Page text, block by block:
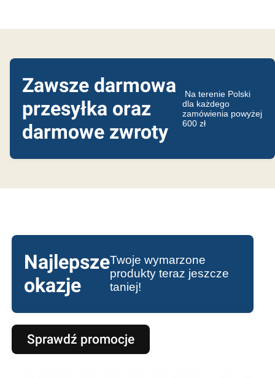
Zawsze darmowa
przesyłka oraz
darmowe zwroty
Na terenie Polski
dla każdego
zamówienia powyżej
600 zł
Najlepsze
okazje
Twoje wymarzone
produkty teraz jeszcze
taniej!
Sprawdź promocje